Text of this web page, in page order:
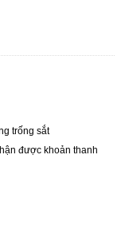
trống sắt
được khoản thanh